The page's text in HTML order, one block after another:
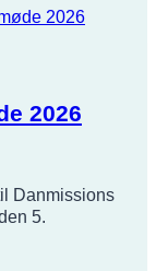
2026
Danmissions
5.